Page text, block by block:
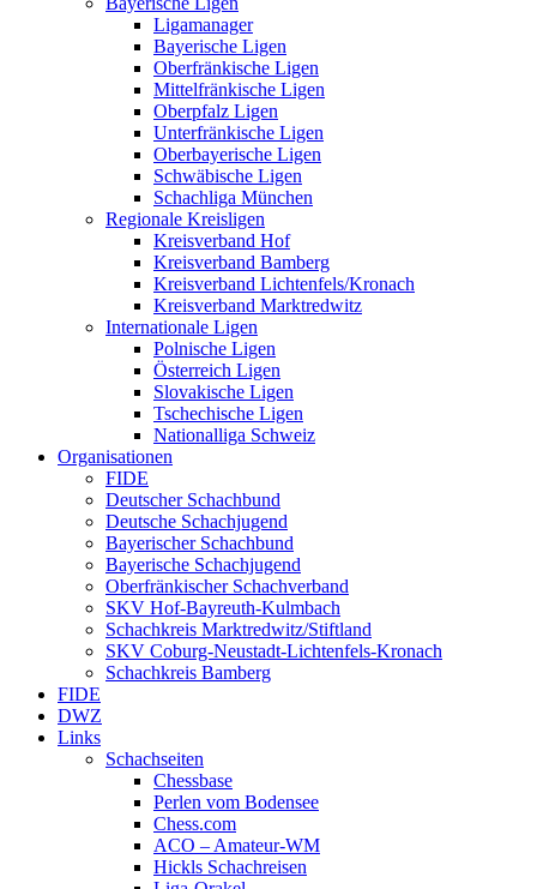
Ligamanager
Bayerische Ligen
Oberfränkische Ligen
Mittelfränkische Ligen
Oberpfalz Ligen
Unterfränkische Ligen
Oberbayerische Ligen
Schwäbische Ligen
Schachliga München
Regionale Kreisligen
Kreisverband Hof
Kreisverband Bamberg
Kreisverband Lichtenfels/Kronach
Kreisverband Marktredwitz
Internationale Ligen
Polnische Ligen
Österreich Ligen
Slovakische Ligen
Tschechische Ligen
Nationalliga Schweiz
Organisationen
FIDE
Deutscher Schachbund
Deutsche Schachjugend
Bayerischer Schachbund
Bayerische Schachjugend
Oberfränkischer Schachverband
SKV Hof-Bayreuth-Kulmbach
Schachkreis Marktredwitz/Stiftland
SKV Coburg-Neustadt-Lichtenfels-Kronach
Schachkreis Bamberg
FIDE
DWZ
Links
Schachseiten
Chessbase
Perlen vom Bodensee
Chess.com
ACO – Amateur-WM
Hickls Schachreisen